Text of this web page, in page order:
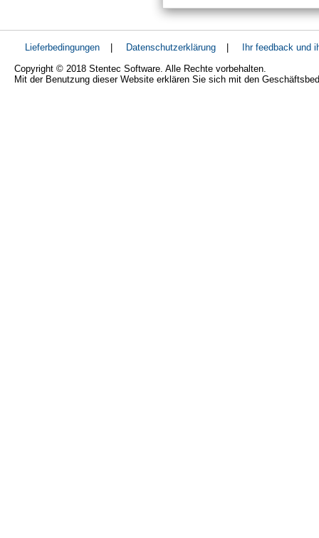
Lieferbedingungen | Datenschutzerklärung |
Ihr feedback und
Copyright © 2018 Stentec Software. Alle Rechte vorbehalten.
Mit der Benutzung dieser Website erklären Sie sich mit den